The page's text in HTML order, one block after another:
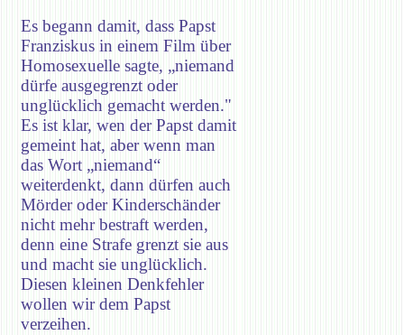
Es begann damit, dass Papst
Franziskus in einem Film über
Homosexuelle sagte, „niemand
dürfe ausgegrenzt oder
unglücklich gemacht werden."
Es ist klar, wen der Papst damit
gemeint hat, aber wenn man
das Wort „niemand“
weiterdenkt, dann dürfen auch
Mörder oder Kinderschänder
nicht mehr bestraft werden,
denn eine Strafe grenzt sie aus
und macht sie unglücklich.
Diesen kleinen Denkfehler
wollen wir dem Papst
verzeihen.